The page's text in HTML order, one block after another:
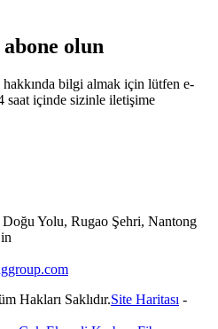
olun
bilgi almak için lütfen e-
saat içinde sizinle iletişime
Yolu, Rugao Şehri, Nantong
Hakları Saklıdır.Site Haritası -